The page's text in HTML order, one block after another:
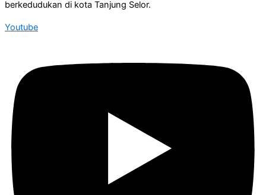
berkedudukan di kota Tanjung Selor.
Youtube